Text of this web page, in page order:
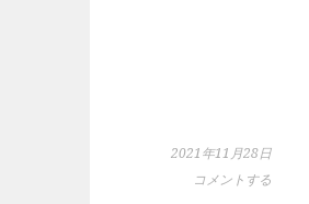
2021年11月28日
コメントする